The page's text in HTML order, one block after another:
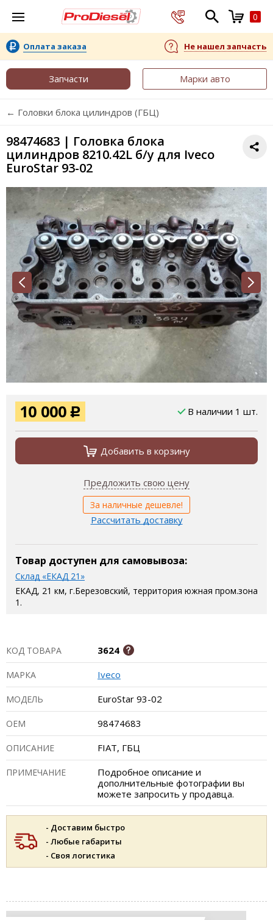
0
Оплата заказа Не нашел запчасть
Запчасти Марки авто
← Головки блока цилиндров (ГБЦ)
98474683 | Головка блока
цилиндров 8210.42L б/у для Iveco
EuroStar 93-02
10 000 Р В наличии 1 шт.
Добавить в корзину
Предложить свою цену
За наличные дешевле!
Рассчитать доставку
Товар доступен для самовывоза:
Склад «ЕКАД 21»
ЕКАД, 21 км, г.Березовский, территория южная пром.зона
1.
КОД ТОВАРА 3624
МАРКА Iveco
МОДЕЛЬ EuroStar 93-02
ОЕМ 98474683
ОПИСАНИЕ FIAT, ГБЦ
ПРИМЕЧАНИЕ
Подробное описание и
дополнительные фотографии вы
можете запросить у продавца.
- Доставим быстро
- Любые габариты
- Своя логистика